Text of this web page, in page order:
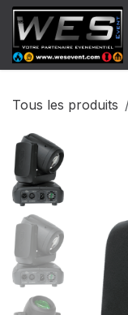
Se rendre au contenu
Tous les produits